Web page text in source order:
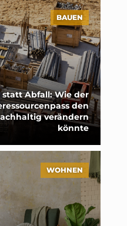
BAUEN
statt Abfall: Wie der
den
verändern
könnte
WOHNEN